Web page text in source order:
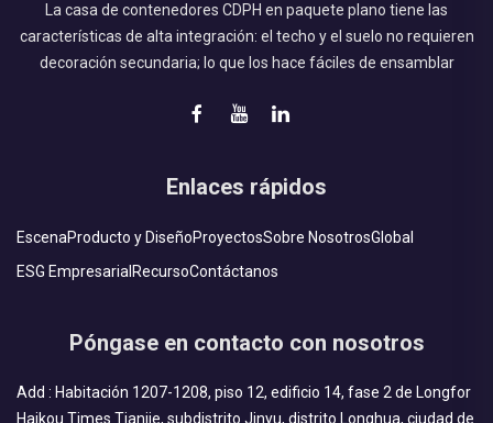
La casa de contenedores CDPH en paquete plano tiene las
características de alta integración: el techo y el suelo no requieren
decoración secundaria; lo que los hace fáciles de ensamblar
Enlaces rápidos
EscenaProducto y DiseñoProyectosSobre NosotrosGlobal
ESG Empresarial RecursoContáctanos
Póngase en contacto con nosotros
Add : Habitación 1207-1208, piso 12, edificio 14, fase 2 de Longfor
Haikou Times Tianjie, subdistrito Jinyu, distrito Longhua, ciudad de